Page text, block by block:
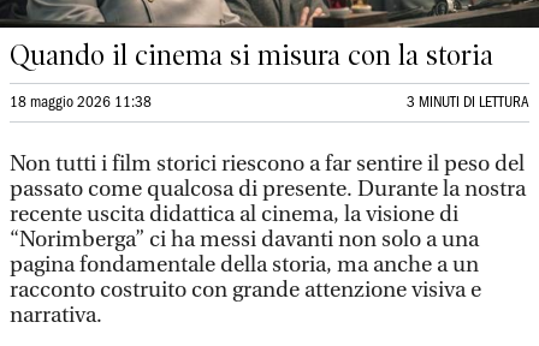
Quando il cinema si misura con la storia
18 maggio 2026 11:38 3 MINUTI DI LETTURA
Non tutti i film storici riescono a far sentire il peso del
passato come qualcosa di presente. Durante la nostra
recente uscita didattica al cinema, la visione di
“Norimberga” ci ha messi davanti non solo a una
pagina fondamentale della storia, ma anche a un
racconto costruito con grande attenzione visiva e
narrativa.